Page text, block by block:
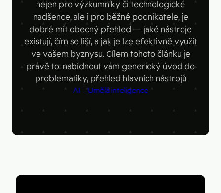
Collabim
ActiveCampaign
Apollo
Leady
Kontakt
nejen pro výzkumníky či technologické
nadšence, ale i pro běžné podnikatele, je
dobré mít obecný přehled — jaké nástroje
existují, čím se liší, a jak je lze efektivně využít
ve vašem byznysu. Cílem tohoto článku je
právě to: nabídnout vám generický úvod do
problematiky, přehled hlavních nástrojů
AI – Umělá inteligence